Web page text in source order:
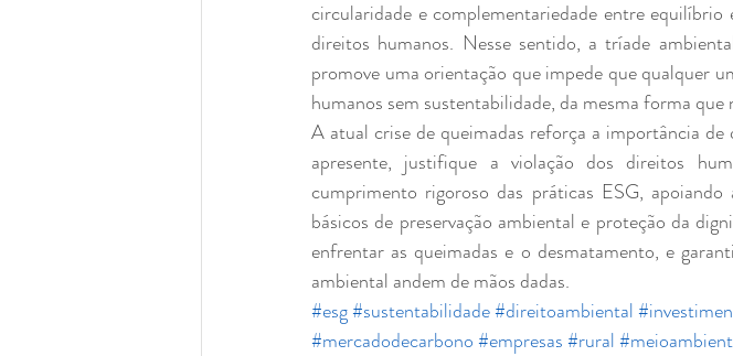
circularidade e complementariedade entre
direitos humanos. Nesse sentido, a tríade
promove uma orientação que impede que qualquer
humanos sem sustentabilidade, da mesma forma
A atual crise de queimadas reforça a importância
apresente, justifique a violação dos direitos
cumprimento rigoroso das práticas ESG,
básicos de preservação ambiental e proteção da
enfrentar as queimadas e o desmatamento, e
ambiental andem de mãos dadas.
#esg#sustentabilidade#direitoambiental
#mercadodecarbono#empresas#rural